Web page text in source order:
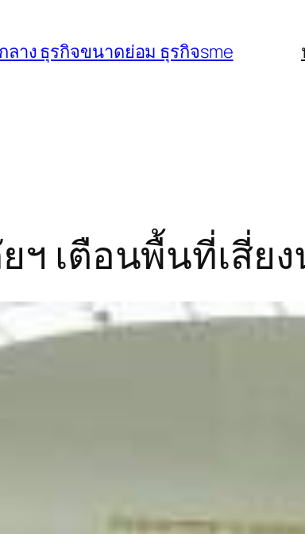
าง ธุรกิจขนาดย่อม ธุรกิจsme
ฯ เตือนพื้นที่เสี่ย